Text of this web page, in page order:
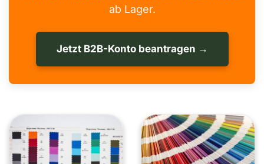
ab Lager.
Jetzt B2B-Konto beantragen →